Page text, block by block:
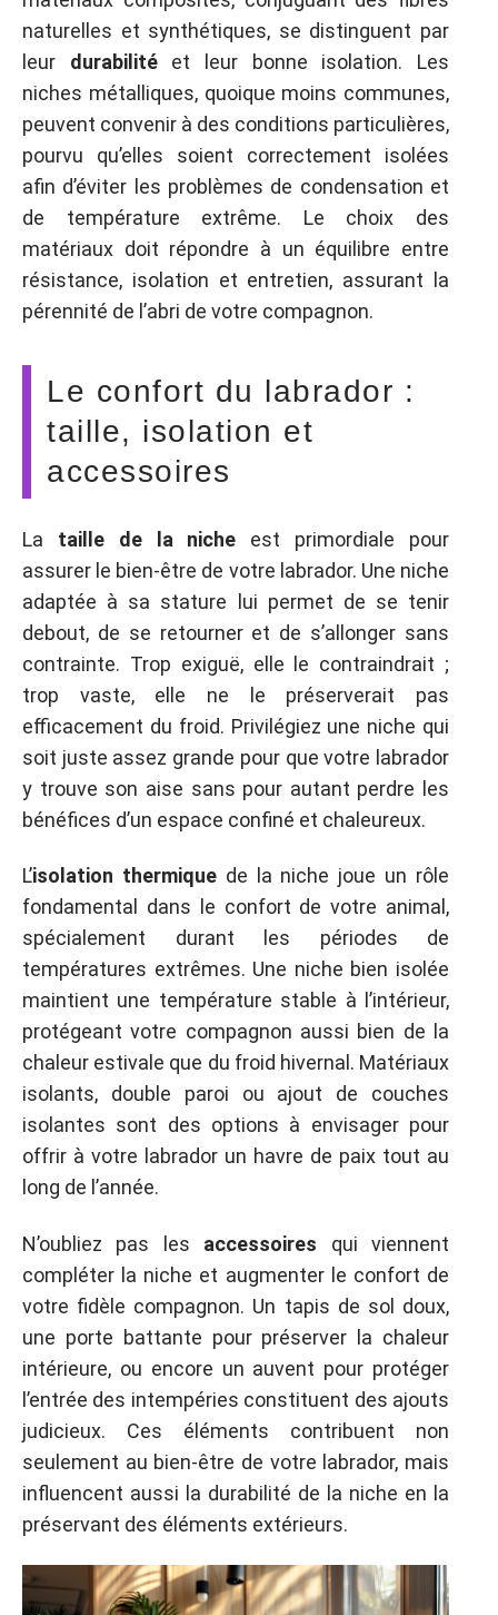
naturelles et synthétiques, se distinguent par
leur durabilitéet leur bonne isolation. Les
niches métalliques, quoique moins communes,
peuvent convenir à des conditions particulières,
pourvu qu’elles soient correctement isolées
afin d’éviter les problèmes de condensation et
de température extrême. Le choix des
matériaux doit répondre à un équilibre entre
résistance, isolation et entretien, assurant la
pérennité de l’abri de votre compagnon.
Le confort du labrador :
taille, isolation et
accessoires
La taille de la niche est primordiale pour
assurer le bien-être de votre labrador. Une niche
adaptée à sa stature lui permet de se tenir
debout, de se retourner et de s’allonger sans
contrainte. Trop exiguë, elle le contraindrait ;
trop vaste, elle ne le préserverait pas
efficacement du froid. Privilégiez une niche qui
soit juste assez grande pour que votre labrador
y trouve son aise sans pour autant perdre les
bénéfices d’un espace confiné et chaleureux.
L’isolation thermiquede la niche joue un rôle
fondamental dans le confort de votre animal,
spécialement durant les périodes de
températures extrêmes. Une niche bien isolée
maintient une température stable à l’intérieur,
protégeant votre compagnon aussi bien de la
chaleur estivale que du froid hivernal. Matériaux
isolants, double paroi ou ajout de couches
isolantes sont des options à envisager pour
offrir à votre labrador un havre de paix tout au
long de l’année.
N’oubliez pas les accessoires qui viennent
compléter la niche et augmenter le confort de
votre fidèle compagnon. Un tapis de sol doux,
une porte battante pour préserver la chaleur
intérieure, ou encore un auvent pour protéger
l’entrée des intempéries constituent des ajouts
judicieux. Ces éléments contribuent non
seulement au bien-être de votre labrador, mais
influencent aussi la durabilité de la niche en la
préservant des éléments extérieurs.